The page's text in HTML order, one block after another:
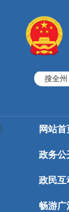
搜全州
网站首
政务公
政民互
畅游广